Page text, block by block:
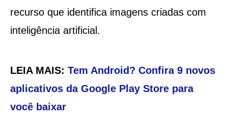
recurso que identifica imagens criadas com
inteligência artificial.
LEIA MAIS: Tem Android? Confira 9 novos
aplicativos da Google Play Store para
você baixar